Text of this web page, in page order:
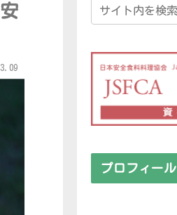
プロフィール